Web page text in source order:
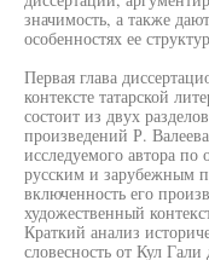
значимость, а также
особенностях ее
Первая глава
контексте татарской
состоит из двух
произведений Р.
исследуемого автора
русским и зарубежным
включенность его
художественный
Краткий анализ
словесность от Кул